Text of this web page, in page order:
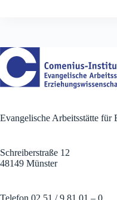
Evangelische Arbeitsstätte für
Schreiberstraße 12
48149 Münster